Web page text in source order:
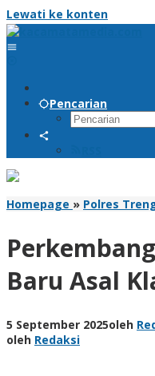
Lewati ke konten
Pencarian
Homepage » Polres
Baru Asal
5 September 2025oleh
oleh Redaksi